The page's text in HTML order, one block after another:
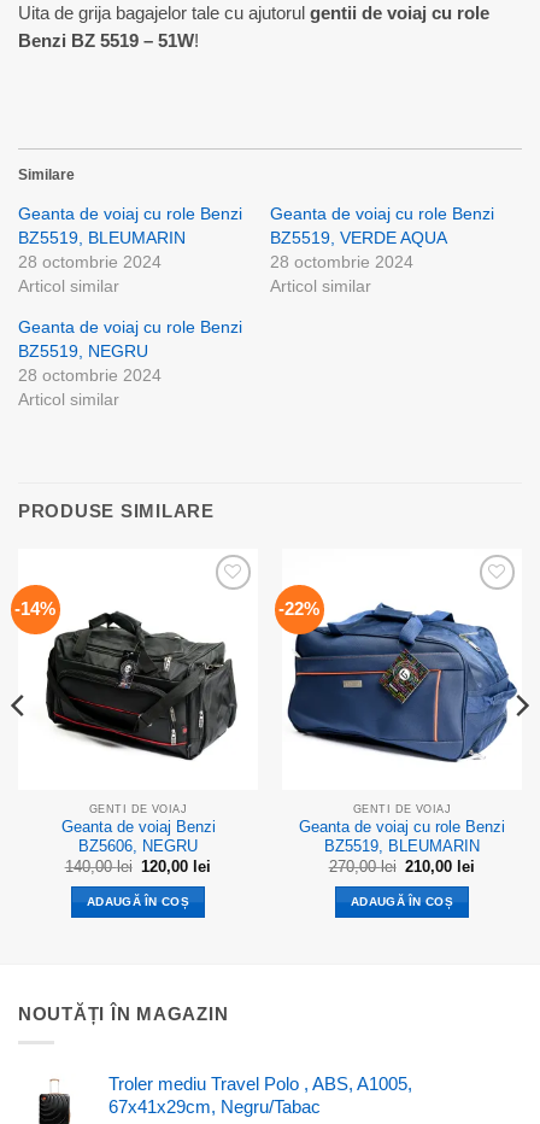
Uita de grija bagajelor tale cu ajutorul gentii de voiaj cu role
Benzi BZ 5519 – 51W!
Similare
Geanta de voiaj cu role Benzi
BZ5519, BLEUMARIN
28 octombrie 2024
Articol similar
Geanta de voiaj cu role Benzi
BZ5519, VERDE AQUA
28 octombrie 2024
Articol similar
Geanta de voiaj cu role Benzi
BZ5519, NEGRU
28 octombrie 2024
Articol similar
PRODUSE SIMILARE
-14%
GENTI DE VOIAJ
Geanta de voiaj Benzi
BZ5606, NEGRU
140,00lei Prețul
a
fost:
120,00 lei
ADAUGĂ ÎN COȘ
-22%
GENTI DE VOIAJ
Geanta de voiaj cu role Benzi
BZ5519, BLEUMARIN
270,00lei Prețul
a
fost:
210,00 lei
ADAUGĂ ÎN COȘ
NOUTĂȚI ÎN MAGAZIN
Troler mediu Travel Polo , ABS, A1005,
67x41x29cm, Negru/Tabac